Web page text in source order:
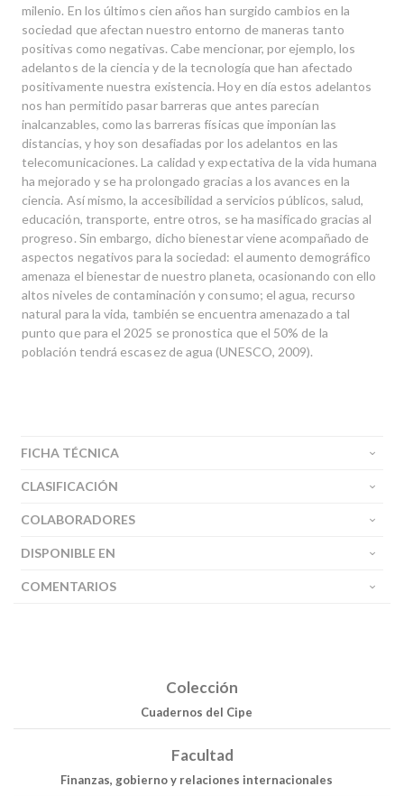
milenio. En los últimos cien años han surgido cambios en la
sociedad que afectan nuestro entorno de maneras tanto
positivas como negativas. Cabe mencionar, por ejemplo, los
adelantos de la ciencia y de la tecnología que han afectado
positivamente nuestra existencia. Hoy en día estos adelantos
nos han permitido pasar barreras que antes parecían
inalcanzables, como las barreras físicas que imponían las
distancias, y hoy son desafiadas por los adelantos en las
telecomunicaciones. La calidad y expectativa de la vida humana
ha mejorado y se ha prolongado gracias a los avances en la
ciencia. Así mismo, la accesibilidad a servicios públicos, salud,
educación, transporte, entre otros, se ha masificado gracias al
progreso. Sin embargo, dicho bienestar viene acompañado de
aspectos negativos para la sociedad: el aumento demográfico
amenaza el bienestar de nuestro planeta, ocasionando con ello
altos niveles de contaminación y consumo; el agua, recurso
natural para la vida, también se encuentra amenazado a tal
punto que para el 2025 se pronostica que el 50% de la
población tendrá escasez de agua (UNESCO, 2009).
FICHA TÉCNICA
CLASIFICACIÓN
COLABORADORES
DISPONIBLE EN
COMENTARIOS
Colección
Cuadernos del Cipe
Facultad
Finanzas, gobierno y relaciones internacionales